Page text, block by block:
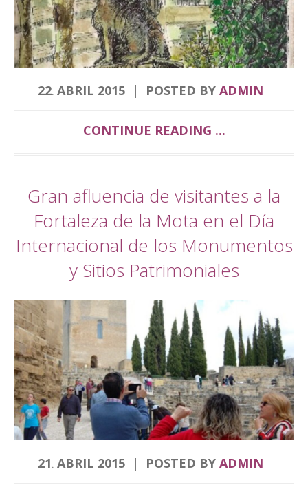
22. ABRIL 2015 POSTED BY ADMIN
CONTINUE READING ...
Gran afluencia de visitantes a la
Fortaleza de la Mota en el Día
Internacional de los Monumentos
y Sitios Patrimoniales
21 . ABRIL 2015 POSTED BY ADMIN